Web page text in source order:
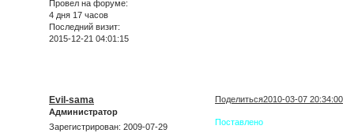
Провел на форуме:
4 дня 17 часов
Последний визит:
2015-12-21 04:01:15
Поделиться2010-03-07 20:34:00
Evil-sama
Администратор
Зарегистрирован: 2009-07-29
Поставлено